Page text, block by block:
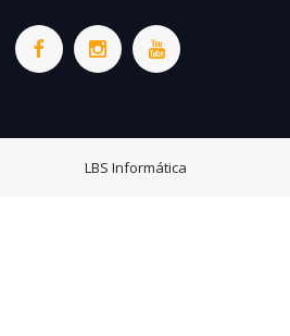
LBS Informática